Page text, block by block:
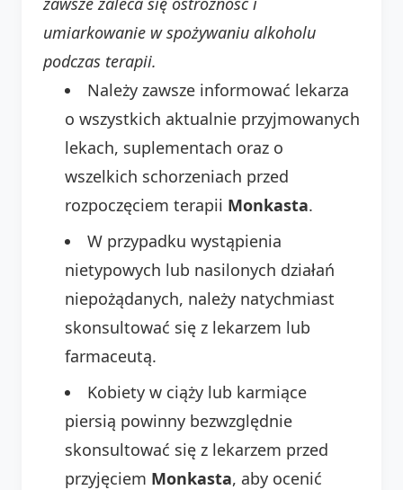
umiarkowanie w spożywaniu alkoholu
podczas terapii.
Należy zawsze informować lekarza
o wszystkich aktualnie przyjmowanych
lekach, suplementach oraz o
wszelkich schorzeniach przed
rozpoczęciem terapii Monkasta.
W przypadku wystąpienia
nietypowych lub nasilonych działań
niepożądanych, należy natychmiast
skonsultować się z lekarzem lub
farmaceutą.
Kobiety w ciąży lub karmiące
piersią powinny bezwzględnie
skonsultować się z lekarzem przed
przyjęciem Monkasta, aby ocenić